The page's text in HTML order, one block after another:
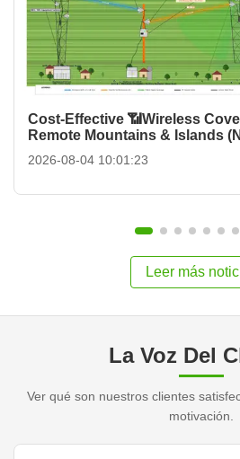
Cost-Effective 📶Wireless
Remote Mountains & Islands
2026-08-04 10:01:23
Leer más
La Voz Del
Ver qué son nuestros clientes
motivación.